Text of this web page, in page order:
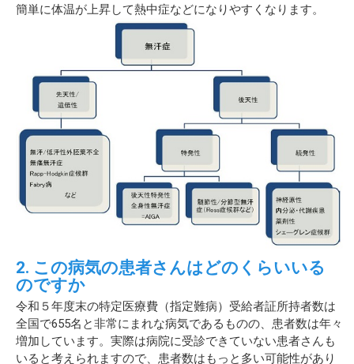
簡単に体温が上昇して熱中症などになりやすくなります。
2. この病気の患者さんはどのくらいいる
のですか
令和５年度末の特定医療費（指定難病）受給者証所持者数は
全国で655名と非常にまれな病気であるものの、患者数は年々
増加しています。実際は病院に受診できていない患者さんも
いると考えられますので、患者数はもっと多い可能性があり